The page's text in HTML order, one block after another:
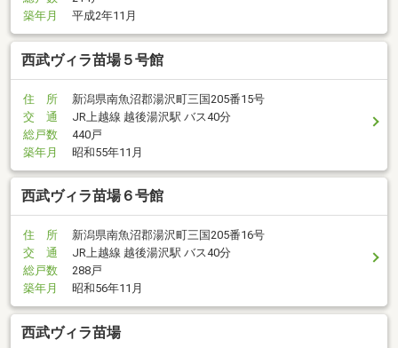
築年月
平成2年11月
西武ヴィラ苗場５号館
住 所
新潟県南魚沼郡湯沢町三国205番15号
交 通
JR上越線 越後湯沢駅 バス40分
総戸数
440戸
築年月
昭和55年11月
西武ヴィラ苗場６号館
住 所
新潟県南魚沼郡湯沢町三国205番16号
交 通
JR上越線 越後湯沢駅 バス40分
総戸数
288戸
築年月
昭和56年11月
西武ヴィラ苗場